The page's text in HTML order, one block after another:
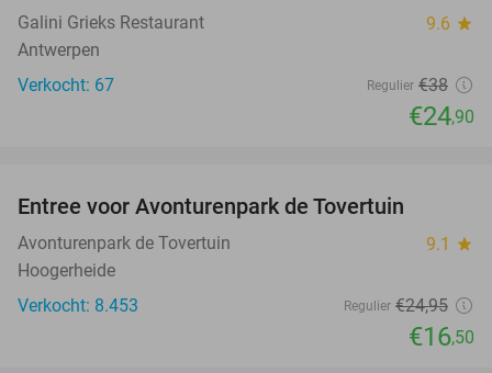
Galini Grieks Restaurant 9.6 star
Antwerpen
Verkocht: 67
Regulier €38
€24,90
Entree voor Avonturenpark de Tovertuin
Avonturenpark de Tovertuin 9.1 star
Hoogerheide
Verkocht: 8.453
Regulier €24,95
€16,50